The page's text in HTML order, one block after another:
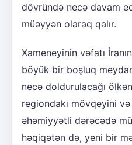
dövründə necə davam
müəyyən olaraq qalır.
Xameneyinin vəfatı
böyük bir boşluq
necə doldurulacağı
regiondakı mövqeyini
əhəmiyyətli dərəcədə
həqiqətən də, yeni bir